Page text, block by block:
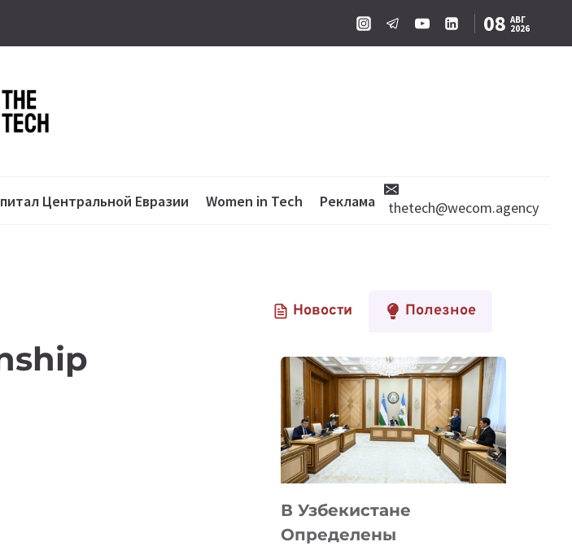
08 АВГ
2026
Центральной Евразии Women in Tech Реклама thetech@wecom.agency
Новости Полезное
В Узбекистане
Определены